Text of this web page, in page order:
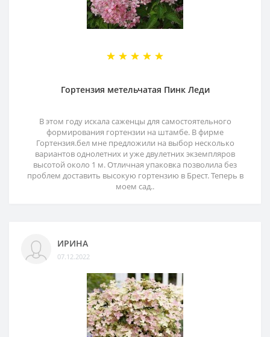
Гортензия метельчатая Пинк Леди
В этом году искала саженцы для самостоятельного
формирования гортензии на штамбе. В фирме
Гортензия.бел мне предложили на выбор несколько
вариантов однолетних и уже двулетних экземпляров
высотой около 1 м. Отличная упаковка позволила без
проблем доставить высокую гортензию в Брест. Теперь в
моем сад..
ИРИНА
07.12.2022